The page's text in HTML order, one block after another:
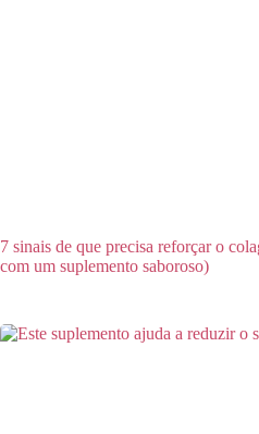
7 sinais de que precisa reforçar o
com um suplemento saboroso)